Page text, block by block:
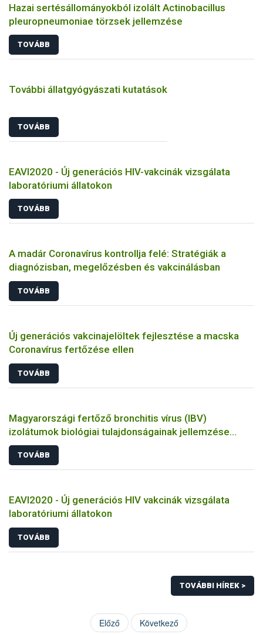
Hazai sertésállományokból izolált Actinobacillus
pleuropneumoniae törzsek jellemzése
TOVÁBB
További állatgyógyászati kutatások
TOVÁBB
EAVI2020 - Új generációs HIV-vakcinák vizsgálata
laboratóriumi állatokon
TOVÁBB
A madár Coronavírus kontrollja felé: Stratégiák a
diagnózisban, megelőzésben és vakcinálásban
TOVÁBB
Új generációs vakcinajelöltek fejlesztése a macska
Coronavírus fertőzése ellen
TOVÁBB
Magyarországi fertőző bronchitis vírus (IBV)
izolátumok biológiai tulajdonságainak jellemzése
állatkísérletes és molekuláris biológiai eszközökkel
TOVÁBB
EAVI2020 - Új generációs HIV vakcinák vizsgálata
laboratóriumi állatokon
TOVÁBB
TOVÁBBI HÍREK >
Előző Következő